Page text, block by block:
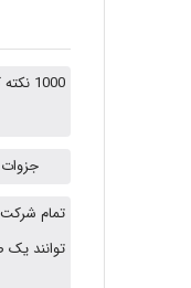
تمام
توانند